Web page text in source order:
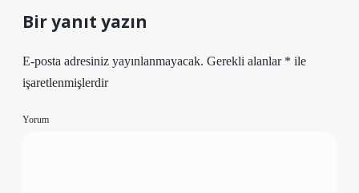
Bir yanıt yazın
E-posta adresiniz yayınlanmayacak. Gerekli alanlar * ile
işaretlenmişlerdir
Yorum